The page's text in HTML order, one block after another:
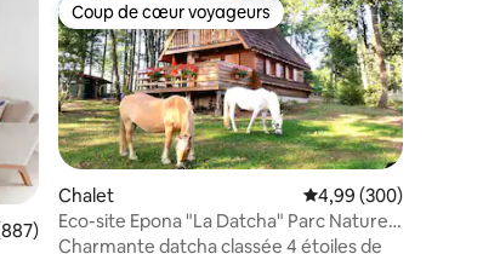
: 4,86 sur 5
moyenne sur la base de 887 commentaires : 4,9 sur 5
Coup de cœur voyageurs
Coup de cœur voyageurs
Chalet Évaluation moyenne
4,99 (300)
Eco-site Epona "La Datcha" Parc Naturel
des Vosges
Charmante datcha classée 4 étoiles de